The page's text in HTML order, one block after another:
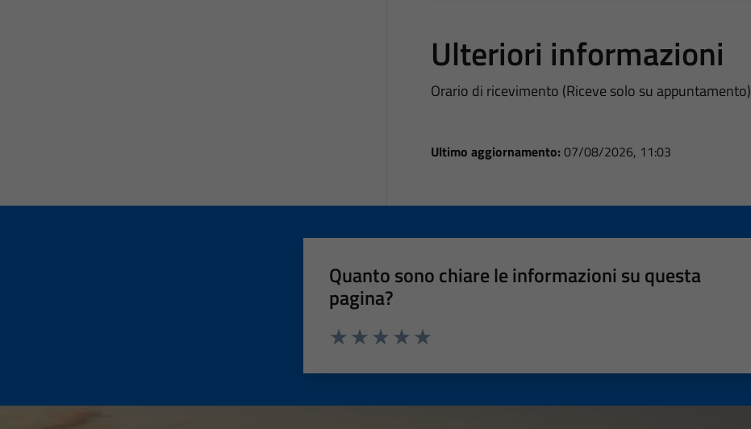
Ulteriori informazioni
Orario di ricevimento (Riceve solo su appuntamento)
Ultimo aggiornamento: 07/08/2026, 11:03
Quanto sono chiare le informazioni su questa
pagina?